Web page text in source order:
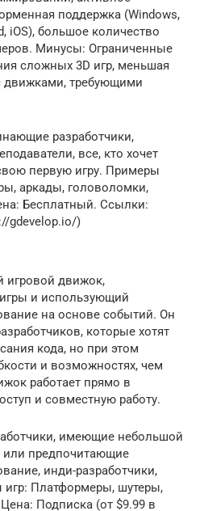
поддержка (Windows,
iOS), большое количество
Минусы: Ограниченные
сложных 3D игр, меньшая
движками, требующими
разработчики,
все, кто хочет
первую игру. Примеры
аркады, головоломки,
Бесплатный. Ссылки:
gdevelop.io/)
игровой движок,
и использующий
на основе событий. Он
которые хотят
кода, но при этом
и возможностях, чем
работает прямо в
и совместную работу.
имеющие небольшой
предпочитающие
инди-разработчики,
Платформеры, шутеры,
Подписка (от $9.99 в